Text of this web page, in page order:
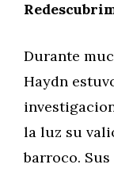
Durante
Haydn
la luz su
barroco.